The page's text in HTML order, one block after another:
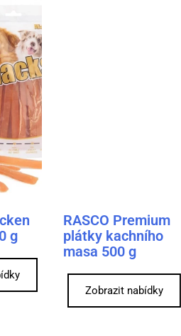
g
RASCO Premium
plátky kachního
masa 500 g
Zobrazit nabídky